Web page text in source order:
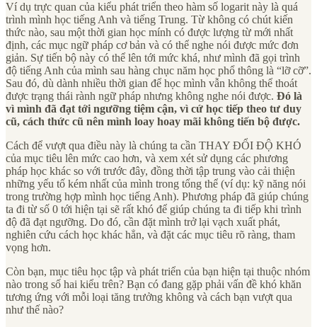
Ví dụ trực quan của kiểu phát triển theo hàm số logarit này là quá
trình mình học tiếng Anh và tiếng Trung. Từ không có chút kiến
thức nào, sau một thời gian học mính có được lượng từ mới nhất
định, các mục ngữ pháp cơ bản và có thể nghe nói được mức đơn
giản. Sự tiến bộ này có thể lên tới mức khá, như mình đã gọi trình
độ tiếng Anh của mình sau hàng chục năm học phổ thông là “lỡ cỡ”.
Sau đó, dù dành nhiều thời gian để học mình vẫn không thể thoát
được trạng thái rành ngữ pháp nhưng không nghe nói được. Đó là
vì mình đã đạt tới ngưỡng tiệm cận, vì cứ học tiếp theo tư duy
cũ, cách thức cũ nên mình loay hoay mãi không tiến bộ được.
Cách để vượt qua điều này là chúng ta cần THAY ĐỔI ĐỘ KHÓ
của mục tiêu lên mức cao hơn, và xem xét sử dụng các phương
pháp học khác so với trước đây, đồng thời tập trung vào cải thiện
những yếu tố kém nhất của mình trong tổng thể (ví dụ: kỹ năng nói
trong trường hợp mình học tiếng Anh). Phương pháp đã giúp chúng
ta đi từ số 0 tới hiện tại sẽ rất khó để giúp chúng ta đi tiếp khi trình
độ đã đạt ngưỡng. Do đó, cần đặt mình trở lại vạch xuất phát,
nghiên cứu cách học khác hẳn, và đặt các mục tiêu rõ ràng, tham
vọng hơn.
Còn bạn, mục tiêu học tập và phát triển của bạn hiện tại thuộc nhóm
nào trong số hai kiểu trên? Bạn có đang gặp phải vấn đề khó khăn
tương ứng với mỗi loại tăng trưởng không và cách bạn vượt qua
như thế nào?